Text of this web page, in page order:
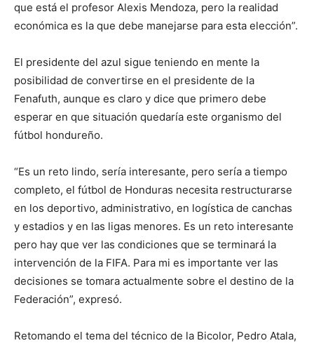
que está el profesor Alexis Mendoza, pero la realidad
económica es la que debe manejarse para esta elección”.
El presidente del azul sigue teniendo en mente la
posibilidad de convertirse en el presidente de la
Fenafuth, aunque es claro y dice que primero debe
esperar en que situación quedaría este organismo del
fútbol hondureño.
“Es un reto lindo, sería interesante, pero sería a tiempo
completo, el fútbol de Honduras necesita restructurarse
en los deportivo, administrativo, en logística de canchas
y estadios y en las ligas menores. Es un reto interesante
pero hay que ver las condiciones que se terminará la
intervención de la FIFA. Para mi es importante ver las
decisiones se tomara actualmente sobre el destino de la
Federación”, expresó.
Retomando el tema del técnico de la Bicolor, Pedro Atala,